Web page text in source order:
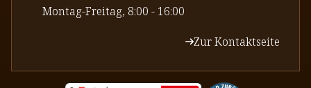
⁠Montag-Freitag, 8:00 - 16:00
Zur Kontaktseite